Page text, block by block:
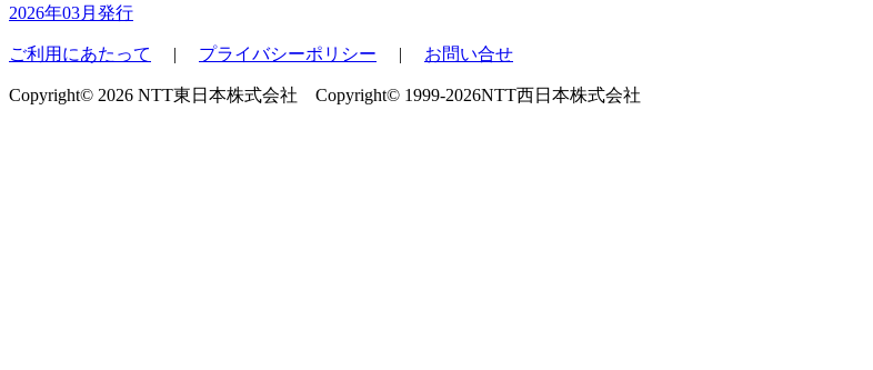
2026年03月発行
ご利用にあたって | プライバシーポリシー | お問い合せ
Copyright© 2026 NTT東日本株式会社 Copyright© 1999-2026NTT西日本株式会社